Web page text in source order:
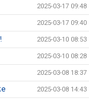
2025-03-17 09:48
2025-03-17 09:40
2025-03-10 08:53
2025-03-10 08:28
2025-03-08 18:37
2025-03-08 14:43